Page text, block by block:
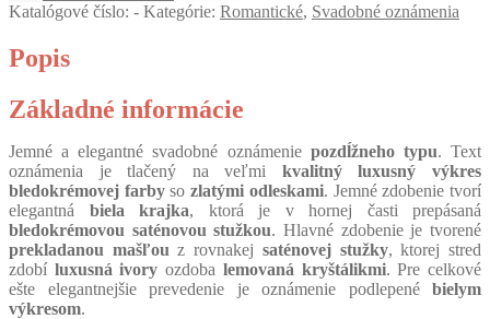
Katalógové číslo: - Kategórie: Romantické, Svadobné oznámenia
Popis
Základné informácie
Jemné a elegantné svadobné oznámenie pozdĺžneho typu. Text
oznámenia je tlačený na veľmi kvalitný luxusný výkres
bledokrémovej farbysozlatými odleskami. Jemné zdobenie tvorí
elegantná biela krajka, ktorá je v hornej časti prepásaná
bledokrémovou saténovou stužkou. Hlavné zdobenie je tvorené
prekladanou mašľou z rovnakej saténovej stužky, ktorej stred
zdobí luxusná ivory ozdoba lemovaná kryštálikmi. Pre celkové
ešte elegantnejšie prevedenie je oznámenie podlepené bielym
výkresom.